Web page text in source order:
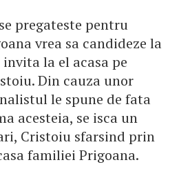
pregateste pentru
vrea sa candideze la
la el acasa pe
Din cauza unor
le spune de fata
acesteia, se isca un
Cristoiu sfarsind prin
familiei Prigoana.